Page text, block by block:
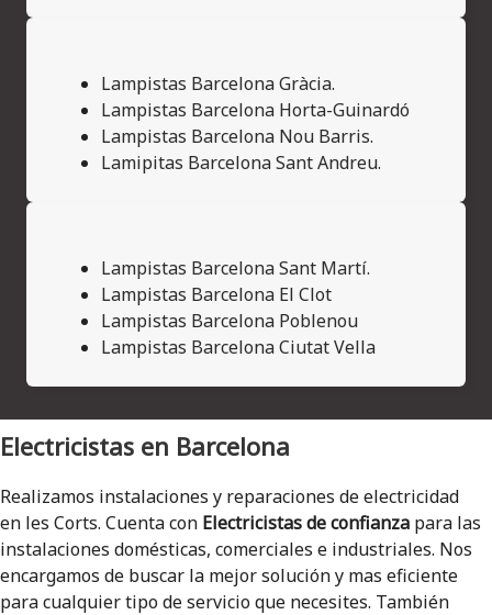
Lampistas Barcelona Gràcia.
Lampistas Barcelona Horta-Guinardó
Lampistas Barcelona Nou Barris.
Lamipitas Barcelona Sant Andreu.
Lampistas Barcelona Sant Martí.
Lampistas Barcelona El Clot
Lampistas Barcelona Poblenou
Lampistas Barcelona Ciutat Vella
Electricistas en Barcelona
Realizamos instalaciones y reparaciones de electricidad
en les Corts. Cuenta con Electricistas de confianza para las
instalaciones domésticas, comerciales e industriales. Nos
encargamos de buscar la mejor solución y mas eficiente
para cualquier tipo de servicio que necesites. También